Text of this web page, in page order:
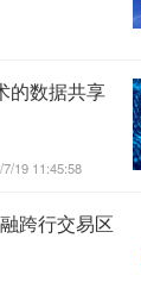
的数据共享
7/19 11:45:58
跨行交易区